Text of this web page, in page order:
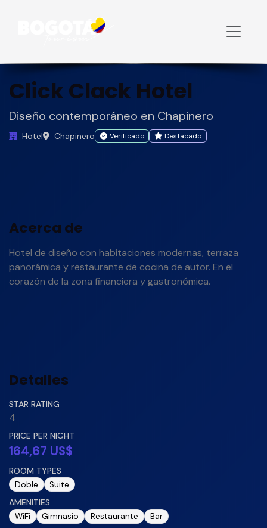
Click Clack Hotel
Click Clack Hotel
Diseño contemporáneo en Chapinero
Hotel Chapinero Verificado Destacado
Acerca de
Hotel de diseño con habitaciones modernas, terraza
panorámica y restaurante de cocina de autor. En el
corazón de la zona financiera y gastronómica.
Detalles
STAR RATING
4
PRICE PER NIGHT
164,67 US$
ROOM TYPES
Doble Suite
AMENITIES
WiFi Gimnasio Restaurante Bar